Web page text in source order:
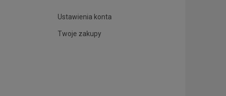
Ustawienia konta
Twoje zakupy